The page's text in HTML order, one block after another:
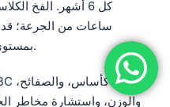
ساعات من الجرعة؛ قد
بمستوى القاع المطلوب لمدة 12 ساعة.